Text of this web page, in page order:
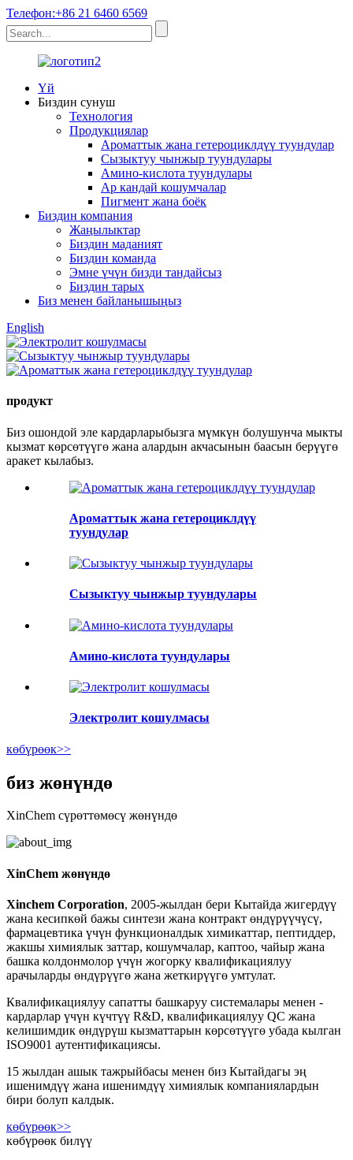
Телефон:+86 21 6460 6569
Үй
Биздин сунуш
Технология
Продукциялар
Ароматтык жана гетероциклдүү туундулар
Сызыктуу чынжыр туундулары
Амино-кислота туундулары
Ар кандай кошумчалар
Пигмент жана боёк
Биздин компания
Жаңылыктар
Биздин маданият
Биздин команда
Эмне үчүн бизди тандайсыз
Биздин тарых
Биз менен байланышыңыз
English
продукт
Биз ошондой эле кардарларыбызга мүмкүн болушунча мыкты
кызмат көрсөтүүгө жана алардын акчасынын баасын берүүгө
аракет кылабыз.
Ароматтык жана гетероциклдүү
туундулар
Сызыктуу чынжыр туундулары
Амино-кислота туундулары
Электролит кошулмасы
көбүрөөк>>
биз жөнүндө
XinChem сүрөттөмөсү жөнүндө
XinChem жөнүндө
Xinchem Corporation, 2005-жылдан бери Кытайда жигердүү
жана кесипкөй бажы синтези жана контракт өндүрүүчүсү,
фармацевтика үчүн функционалдык химикаттар, пептиддер,
жакшы химиялык заттар, кошумчалар, каптоо, чайыр жана
башка колдонмолор үчүн жогорку квалификациялуу
арачыларды өндүрүүгө жана жеткирүүгө умтулат.
Квалификациялуу сапатты башкаруу системалары менен - ​​
кардарлар үчүн күчтүү R&D, квалификациялуу QC жана
келишимдик өндүрүш кызматтарын көрсөтүүгө убада кылган
ISO9001 аутентификациясы.
15 жылдан ашык тажрыйбасы менен биз Кытайдагы эң
ишенимдүү жана ишенимдүү химиялык компаниялардын
бири болуп калдык.
көбүрөөк>>
көбүрөөк билүү